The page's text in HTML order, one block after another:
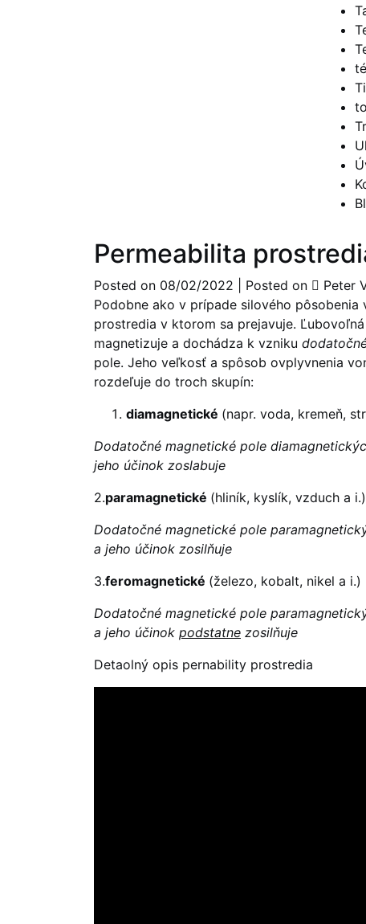
Permeabilita
Posted on 08/02/2022 Posted on
Peter
Podobne ako v prípade silového
prostredia v ktorom sa prejavuje.
magnetizuje a dochádza k vzniku
pole. Jeho veľkosť a spôsob ovplyvnenia
rozdeľuje do troch skupín:
diamagnetické (napr. voda, kremeň,
Dodatočné magnetické pole
jeho účinok zoslabuje
2.paramagnetické (hliník, kyslík, vzduch a i.)
Dodatočné magnetické pole
a jeho účinok zosilňuje
3.feromagnetické (železo, kobalt, nikel a i.)
Dodatočné magnetické pole
a jeho účinok podstatne zosilňuje
Detaolný opis pernability prostredia